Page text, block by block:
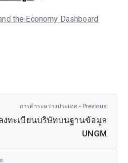
the Economy Dashboard
การค้าระหว่างประเทศ - Previous
ทะเบียนบริษัทบนฐานข้อมูล
UNGM